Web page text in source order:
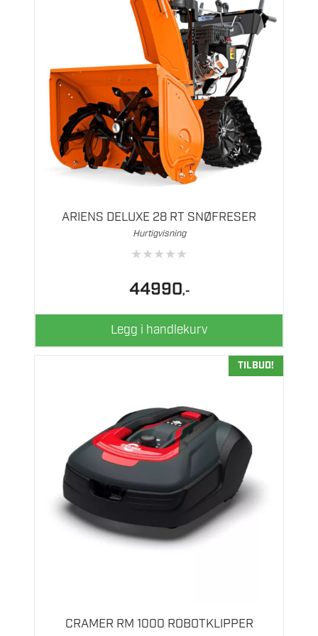
ARIENS DELUXE 28 RT SNØFRESER
Hurtigvisning
★★★★★
44990,-
Legg i handlekurv
TILBUD!
CRAMER RM 1000 ROBOTKLIPPER